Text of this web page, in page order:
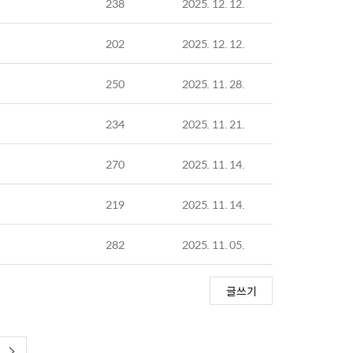
202 2025. 12. 12.
250 2025. 11. 28.
234 2025. 11. 21.
270 2025. 11. 14.
219 2025. 11. 14.
282 2025. 11. 05.
글쓰기